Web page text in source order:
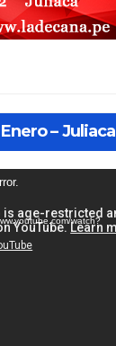
– Juliaca
watch?